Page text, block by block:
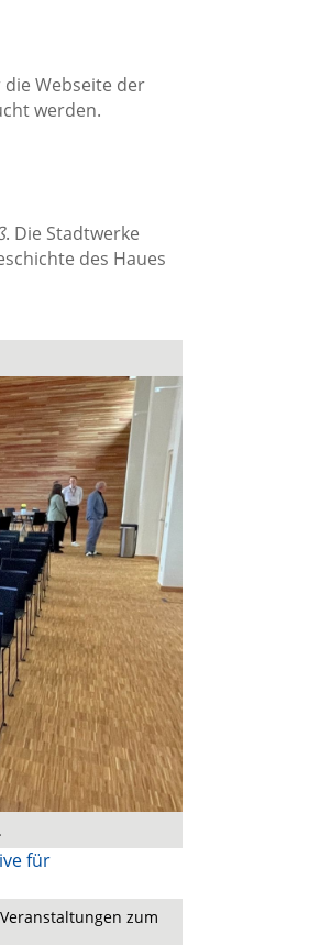
Webseite der
werden.
. Die Stadtwerke
des Haues
zum